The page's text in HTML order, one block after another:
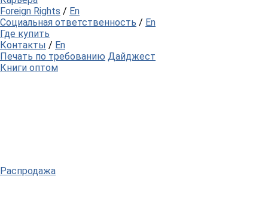
Foreign Rights / En
Социальная ответственность / En
Где купить
Контакты / En
Печать по требованию Дайджест
Книги оптом
Распродажа